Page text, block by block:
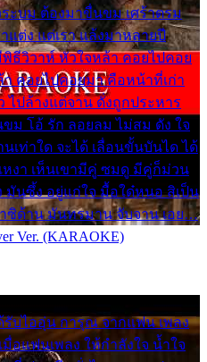
ะบม ต้องมาขื่นขม เศร้าตรม
ต่ง แต่เรา แล้งมาหลายปี
ธีวิวาห์ หัวใจหล้า คอยไปคอย
คอยไปคอยมา คือหน้าที่เก่า
ไปล้างแต่จาน ดั่งถูกประหาร
ม โอ้ รัก ลอยลม ไม่สม ดัง ใจ
เท่าใด จะได้ เลื่อนขั้นบันได ได้
หงา เห็นเขามีคู่ ซมดู มีคู่ก็ม่วน
มันซึ้ง อยู่แก่ใจ มื้อใด๋หนอ สิเป็น
าซิด้าน มันทรมาน จับจาน เอย…
Ver. (KARAOKE)
บไออุ่น การุณ จากแฟน เพลง
อแฟนเพลง ให้กำลังใจ น้ำใจ